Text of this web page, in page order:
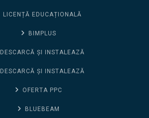
LICENȚĂ EDUCAȚIONALĂ
BIMPLUS
DESCARCĂ ȘI INSTALEAZĂ
DESCARCĂ ȘI INSTALEAZĂ
OFERTA PPC
BLUEBEAM